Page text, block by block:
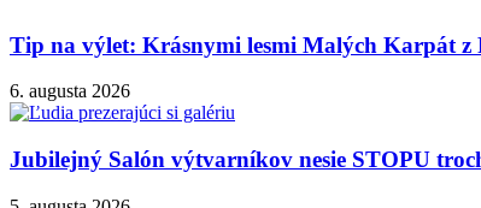
Tip na výlet: Krásnymi lesmi Malých Karpát z
6. augusta 2026
Jubilejný Salón výtvarníkov nesie STOPU